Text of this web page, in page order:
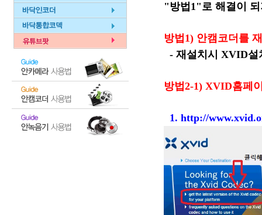
"방법1"로 해결이
방법1) 안캠코더를
- 재설치시 XVID설
방법2-1) XVID홈페
1. http://